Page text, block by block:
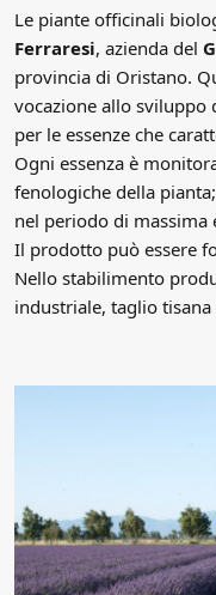
Le piante officinali
Ferraresi, azienda del
provincia di Oristano.
vocazione allo
per le essenze che
Ogni essenza è
fenologiche della
nel periodo di massima
Il prodotto può essere
Nello stabilimento
industriale, taglio